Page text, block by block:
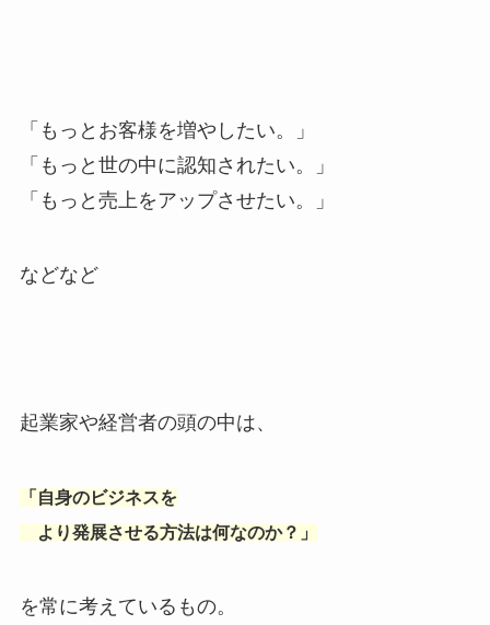
「もっとお客様を増やしたい。」
「もっと世の中に認知されたい。」
「もっと売上をアップさせたい。」
などなど
起業家や経営者の頭の中は、
「自身のビジネスを
より発展させる方法は何なのか？」
を常に考えているもの。